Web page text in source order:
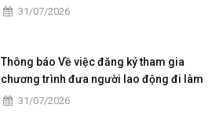
31/07/2026
Thông báo Về việc đăng ký tham gia
chương trình đưa người lao động đi làm
việc tại Nhật Bản theo hợp đồng
31/07/2026